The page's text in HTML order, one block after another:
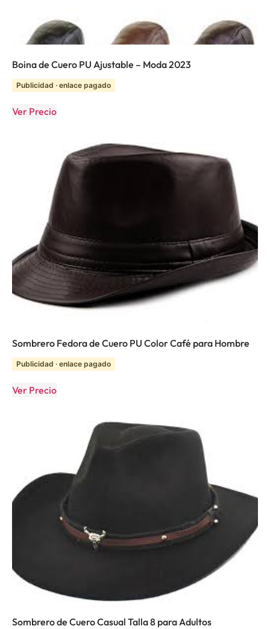
Boina de Cuero PU Ajustable – Moda 2023
Publicidad · enlace pagado
Ver Precio
Sombrero Fedora de Cuero PU Color Café para Hombre
Publicidad · enlace pagado
Ver Precio
Sombrero de Cuero Casual Talla 8 para Adultos